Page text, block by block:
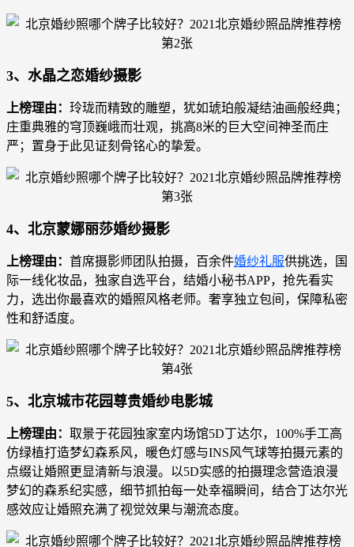
3、水晶之恋婚纱摄影
上榜理由： 玲珑而精致的雕塑，犹如琥珀般凝结油画般经典；
庄重典雅的穹顶巍峨而壮观，挑高8米的巨大空间神圣而庄
严；置身于此见证刻骨铭心的挚爱。
4、北京蒙娜丽莎婚纱摄影
上榜理由： 首席摄影师团队拍摄，百余件婚纱礼服供挑选，国
际一线化妆品，独家自选平台，结婚小秘书APP，抢先看实
力，选出你最喜欢的婚照风格老师。奢享独立包间，保障私密
性和舒适度。
5、北京城市花园尊贵婚纱电影城
上榜理由： 取景于花园独家室内场馆5D丁达尔，100%手工高
仿绿植打造梦幻森系风，暖色灯感与INS风气球等拍摄元素的
点缀让婚照更显清新与浪漫。以5D实感的拍摄理念营造浪漫
梦幻的森系纪实感，细节抓拍每一处幸福瞬间，结合丁达尔光
感效应让婚照充满了视觉效果与潮流态度。